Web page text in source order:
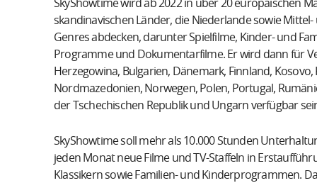
SkyShowtime wird ab 2022 in über 20 europäischen
skandinavischen Länder, die Niederlande sowie
Genres abdecken, darunter Spielfilme, Kinder- und
Programme und Dokumentarfilme. Er wird dann für
Herzegowina, Bulgarien, Dänemark, Finnland,
Nordmazedonien, Norwegen, Polen, Portugal,
der Tschechischen Republik und Ungarn verfügbar
SkyShowtime soll mehr als 10.000 Stunden
jeden Monat neue Filme und TV-Staffeln in
Klassikern sowie Familien- und Kinderprogrammen.